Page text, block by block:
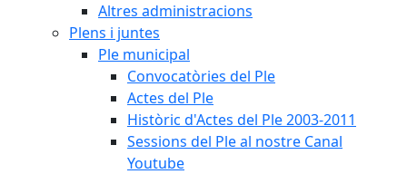
Altres administracions
Plens i juntes
Ple municipal
Convocatòries del Ple
Actes del Ple
Històric d'Actes del Ple 2003-2011
Sessions del Ple al nostre Canal
Youtube